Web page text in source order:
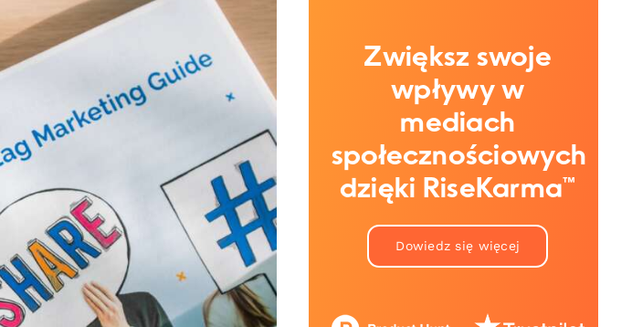
Zwiększ swoje
wpływy w
mediach
społecznościowych
dzięki RiseKarma™
Dowiedz się więcej